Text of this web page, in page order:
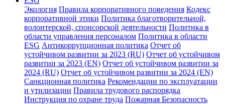
Экология Правила корпоративного поведения Кодекс
корпоративной этики Политика благотворительной,
волонтерской, спонсорской деятельности Политика в
области управления персоналом Политика в области
ESG Антикоррупционная политика Отчет об
устойчивом развитии за 2023 (RU) Отчет об устойчивом
развитии за 2023 (EN) Отчет об устойчивом развитии за
2024 (RU) Отчет об устойчивом развитии за 2024 (EN)
Санкционная политика Рекомендации по эксплуатации
и утилизации Правила трудового распорядка
Инструкция по охране труда Пожарная Безопасность